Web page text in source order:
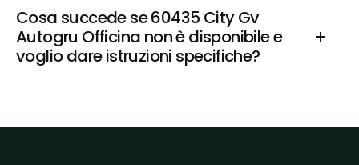
Cosa succede se 60435 City Gv
Autogru Officina non è disponibile e
voglio dare istruzioni specifiche?